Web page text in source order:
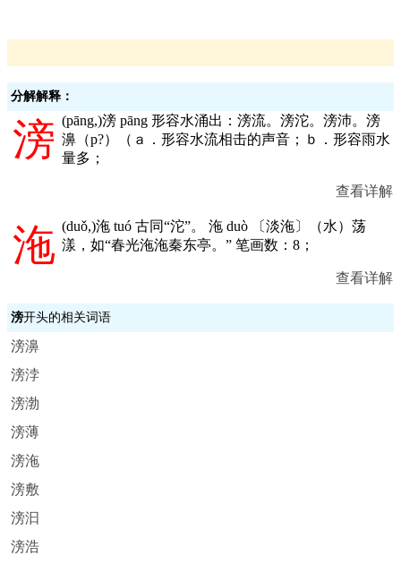
分解解释：
滂 (pāng,)滂 pāng 形容水涌出：滂流。滂沱。滂沛。滂
濞（p?）（ａ．形容水流相击的声音；ｂ．形容雨水
量多；
查看详解
沲 (duǒ,)沲 tuó 古同“沱”。 沲 duò 〔淡沲〕（水）荡
漾，如“春光沲沲秦东亭。” 笔画数：8；
查看详解
滂开头的相关词语
滂濞
滂浡
滂渤
滂薄
滂沲
滂敷
滂汩
滂浩